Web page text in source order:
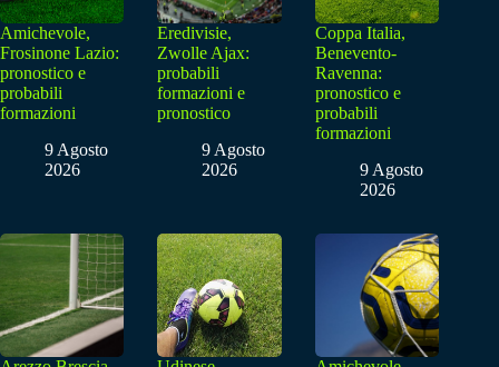
Amichevole,
Frosinone Lazio:
pronostico e
probabili
formazioni
9 Agosto
2026
Eredivisie,
Zwolle Ajax:
probabili
formazioni e
pronostico
9 Agosto
2026
Coppa Italia,
Benevento-
Ravenna:
pronostico e
probabili
formazioni
9 Agosto
2026